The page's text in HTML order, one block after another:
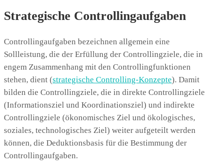
Strategische Controllingaufgaben
Controllingaufgaben bezeichnen allgemein eine
Sollleistung, die der Erfüllung der Controllingziele, die in
engem Zusammenhang mit den Controllingfunktionen
stehen, dient (strategische Controlling-Konzepte). Damit
bilden die Controllingziele, die in direkte Controllingziele
(Informationsziel und Koordinationsziel) und indirekte
Controllingziele (ökonomisches Ziel und ökologisches,
soziales, technologisches Ziel) weiter aufgeteilt werden
können, die Deduktionsbasis für die Bestimmung der
Controllingaufgaben.